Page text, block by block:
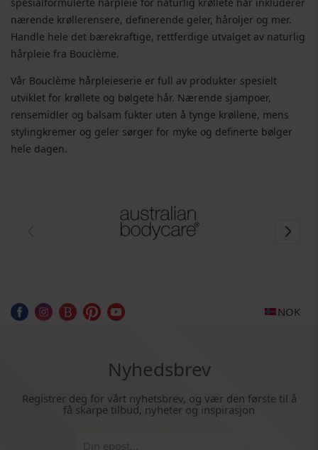
nærende krøllerensere, definerende geler, håroljer og mer.
Handle hele det bærekraftige, rettferdige utvalget av naturlig
hårpleie fra Bouclème.
Vår Bouclème hårpleieserie er full av produkter spesielt
utviklet for krøllete og bølgete hår. Nærende sjampoer,
rensemidler og balsam fukter uten å tynge krøllene, mens
stylingkremer og geler sørger for myke og definerte bølger
hele dagen.
NOK
Nyhedsbrev
Registrer deg for vårt nyhetsbrev, og vær den første til å
få skarpe tilbud, nyheter og inspirasjon